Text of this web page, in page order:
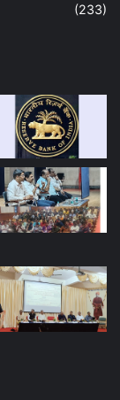
(233)